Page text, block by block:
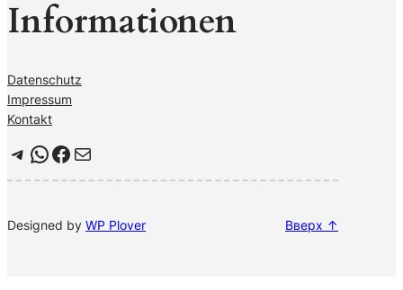
Informationen
Datenschutz
Impressum
Kontakt
Telegram WhatsApp Facebook Почта
Designed by WP Plover Вверх ↑